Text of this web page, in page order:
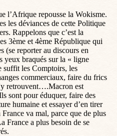
l’Afrique repousse la Wokisme.
les déviances de cette Politique
Rappelons que c’est la
3ème et 4ème République qui
(se reporter au discours en
braqués sur la « ligne
suffit les Comptoirs, les
commerciaux, faire du frics
retrouvent….Macron est
sont pour éduquer, faire des
humaine et essayer d’en tirer
va mal, parce que de plus
France a plus besoin de se